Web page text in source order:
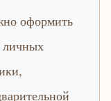
оформить
личных